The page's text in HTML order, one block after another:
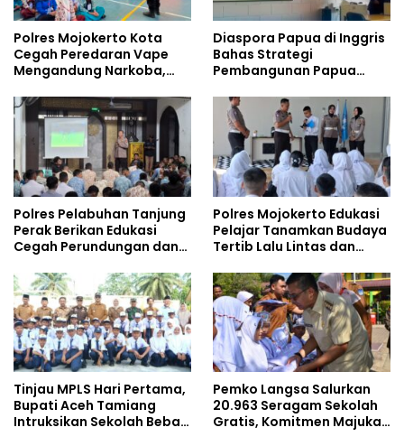
Polres Mojokerto Kota
Cegah Peredaran Vape
Mengandung Narkoba,
Kalangan Remaja
Diaspora Papua di Inggris
Bahas Strategi
Pembangunan Papua
Doktoral Internasional
Polres Pelabuhan Tanjung
Perak Berikan Edukasi
Cegah Perundungan dan
kepada Pelajar MPLS
Polres Mojokerto Edukasi
Pelajar Tanamkan Budaya
Tertib Lalu Lintas dan
Tinjau MPLS Hari Pertama,
Bupati Aceh Tamiang
Intruksikan Sekolah Bebas
Pemko Langsa Salurkan
20.963 Seragam Sekolah
Gratis, Komitmen Majukan